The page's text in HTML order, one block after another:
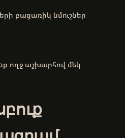
բացառիկ նմուշներ
ողջ աշխարհով մեկ